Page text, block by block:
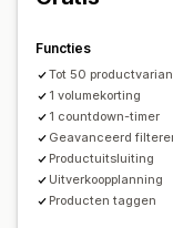
Triggers en regels
Functies
Tot 50
1 volumekorting
1 countdown-timer
Geavanceerd
Productuitsluiting
Uitverkoopplanning
Producten taggen